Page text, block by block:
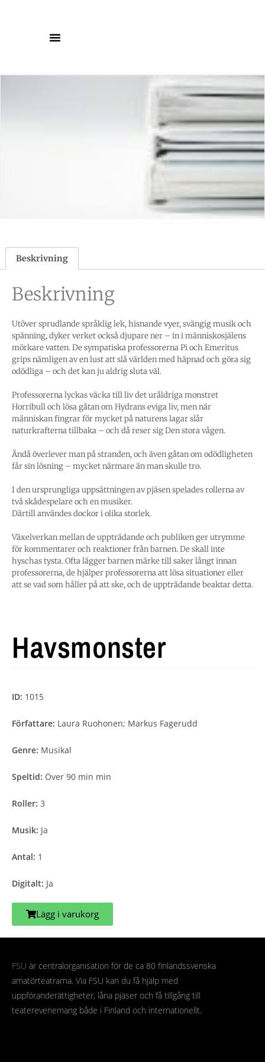
Beskrivning
Beskrivning
Utöver sprudlande språklig lek, hisnande vyer, svängig musik och
spänning, dyker verket också djupare ner – in i människosjälens
mörkare vatten. De sympatiska professorerna Pi och Emeritus
grips nämligen av en lust att slå världen med häpnad och göra sig
odödliga – och det kan ju aldrig sluta väl.
Professorerna lyckas väcka till liv det uråldriga monstret
Horribull och lösa gåtan om Hydrans eviga liv, men när
människan fingrar för mycket på naturens lagar slår
naturkrafterna tillbaka – och då reser sig Den stora vågen.
Ändå överlever man på stranden, och även gåtan om odödligheten
får sin lösning – mycket närmare än man skulle tro.
I den ursprungliga uppsättningen av pjäsen spelades rollerna av
två skådespelare och en musiker.
Därtill användes dockor i olika storlek.
Växelverkan mellan de uppträdande och publiken ger utrymme
för kommentarer och reaktioner från barnen. De skall inte
hyschas tysta. Ofta lägger barnen märke till saker långt innan
professorerna, de hjälper professorerna att lösa situationer eller
att se vad som håller på att ske, och de uppträdande beaktar detta.
Havsmonster
ID: 1015
Författare: Laura Ruohonen; Markus Fagerudd
Genre: Musikal
Speltid: Över 90 min min
Roller: 3
Musik: Ja
Antal: 1
Digitalt: Ja
Lägg i varukorg
FSU är centralorganisation för de ca 80 finlandssvenska
amatörteatrarna. Via FSU kan du få hjälp med
uppföranderättigheter, låna pjäser och få tillgång till
teaterevenemang både i Finland och internationellt.